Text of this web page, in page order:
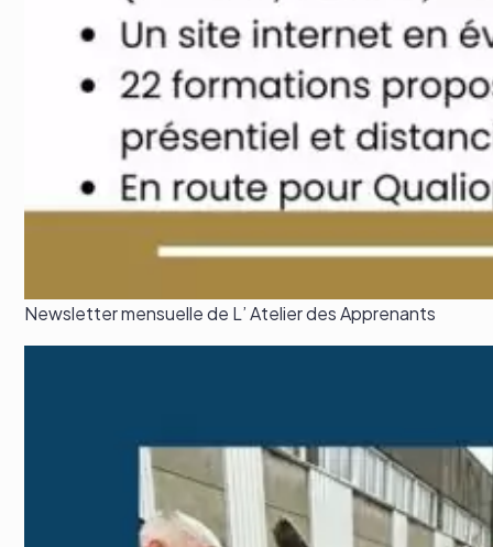
Newsletter mensuelle de L’ Atelier des Apprenants